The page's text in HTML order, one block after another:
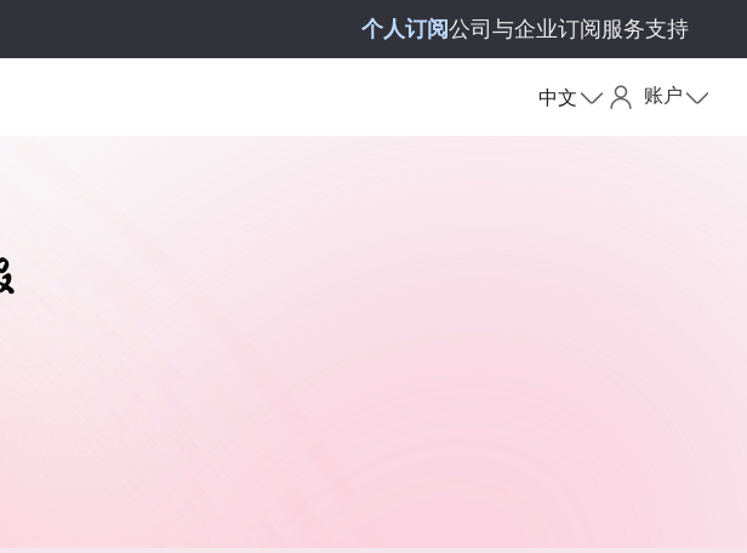
个人订阅公司与企业订阅服务支持
中文 账户